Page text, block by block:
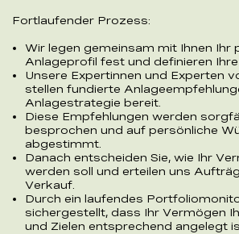
Fortlaufender Prozess:
Wir legen gemeinsam mit Ihnen Ihr
Anlageprofil fest und definieren
Unsere Expertinnen und Experten
stellen fundierte
Anlagestrategie bereit.
Diese Empfehlungen werden
besprochen und auf persönliche
abgestimmt.
Danach entscheiden Sie, wie Ihr
werden soll und erteilen uns
Verkauf.
Durch ein laufendes
sichergestellt, dass Ihr Vermögen
und Zielen entsprechend angelegt